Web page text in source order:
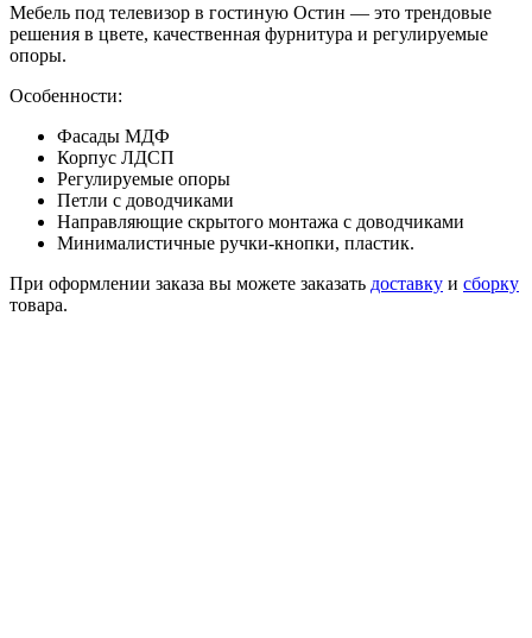
Мебель под телевизор в гостиную Остин — это трендовые
решения в цвете, качественная фурнитура и регулируемые
опоры.
Особенности:
Фасады МДФ
Корпус ЛДСП
Регулируемые опоры
Петли с доводчиками
Направляющие скрытого монтажа с доводчиками
Минималистичные ручки-кнопки, пластик.
При оформлении заказа вы можете заказать доставку и сборку
товара.